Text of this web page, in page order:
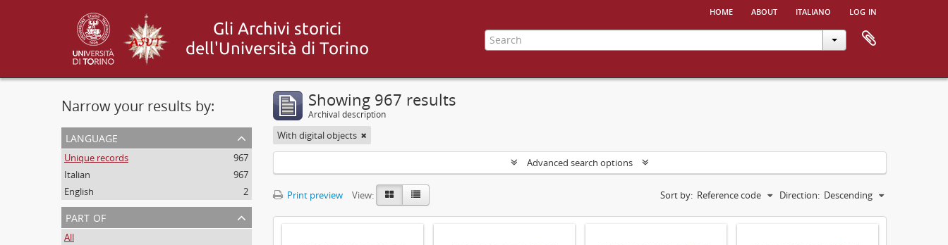
home about italiano log in
Narrow your results by:
language
Unique records
967
Italian
967
English
2
part of
All
Showing 967 results
Archival description
With digital objects
Advanced search options
Print preview View: Sort by: Reference code Direction: Descending